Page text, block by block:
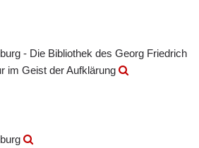
- Die Bibliothek des Georg Friedrich
im Geist der Aufklärung